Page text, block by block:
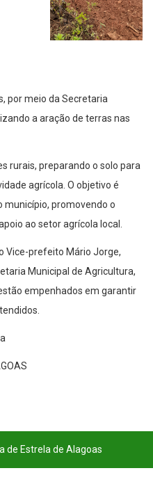
por meio da Secretaria
a aração de terras nas
rurais, preparando o solo para
agrícola. O objetivo é
município, promovendo o
ao setor agrícola local.
Vice-prefeito Mário Jorge,
Municipal de Agricultura,
empenhados em garantir
de Estrela de Alagoas